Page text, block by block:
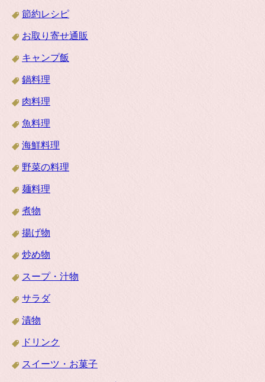
節約レシピ
お取り寄せ通販
キャンプ飯
鍋料理
肉料理
魚料理
海鮮料理
野菜の料理
麺料理
煮物
揚げ物
炒め物
スープ・汁物
サラダ
漬物
ドリンク
スイーツ・お菓子